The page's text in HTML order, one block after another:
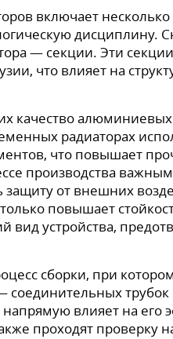
включает
дисциплину.
— секции. Эти
что влияет на
алюминиевых
радиаторах
что повышает
производства
от внешних
повышает
устройства,
сборки, при
трубок
влияет на его
проходят проверку